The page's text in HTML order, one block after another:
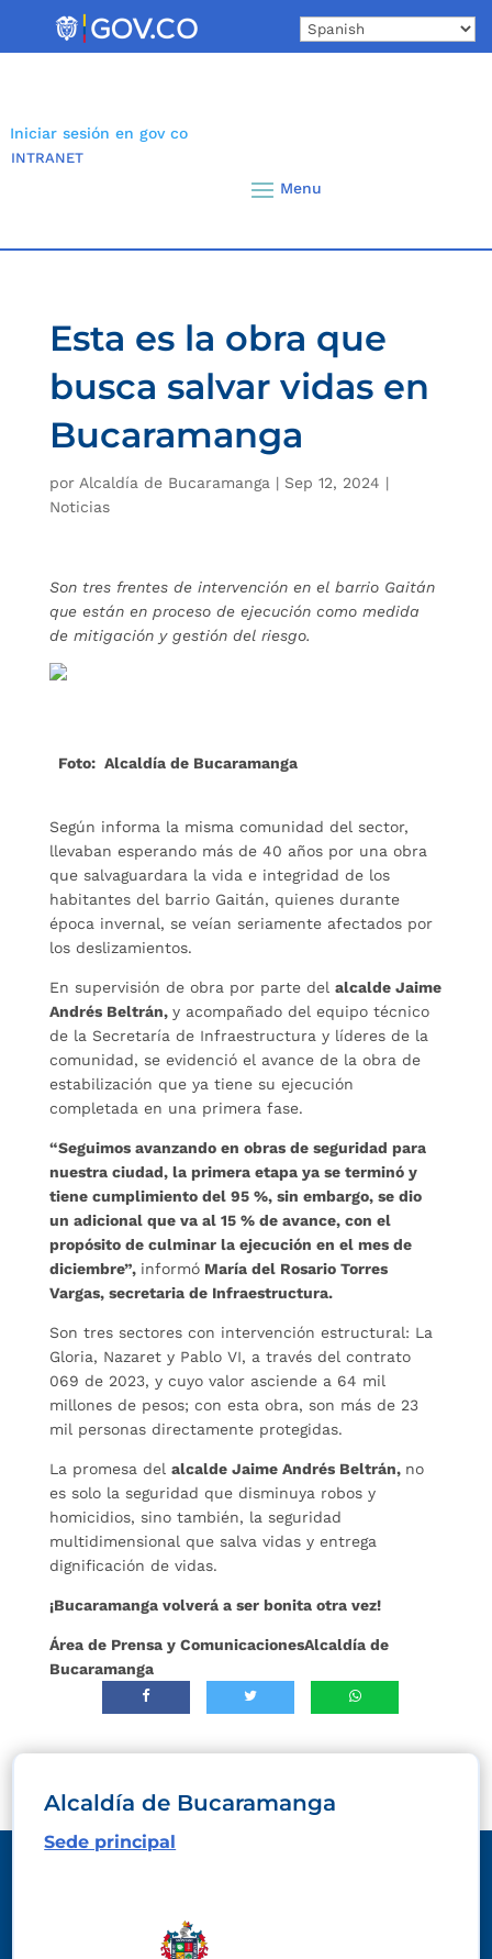
Iniciar sesión en gov co
INTRANET
Esta es la obra que
busca salvar vidas en
Bucaramanga
por Alcaldía de Bucaramanga | Sep 12, 2024 |
Noticias
Son tres frentes de intervención en el barrio Gaitán
que están en proceso de ejecución como medida
de mitigación y gestión del riesgo.
Foto: Alcaldía de Bucaramanga
Según informa la misma comunidad del sector,
llevaban esperando más de 40 años por una obra
que salvaguardara la vida e integridad de los
habitantes del barrio Gaitán, quienes durante
época invernal, se veían seriamente afectados por
los deslizamientos.
En supervisión de obra por parte del alcalde Jaime
Andrés Beltrán, y acompañado del equipo técnico
de la Secretaría de Infraestructura y líderes de la
comunidad, se evidenció el avance de la obra de
estabilización que ya tiene su ejecución
completada en una primera fase.
“Seguimos avanzando en obras de seguridad para
nuestra ciudad, la primera etapa ya se terminó y
tiene cumplimiento del 95 %, sin embargo, se dio
un adicional que va al 15 % de avance, con el
propósito de culminar la ejecución en el mes de
diciembre”, informóMaría del Rosario Torres
Vargas, secretaria de Infraestructura.
Son tres sectores con intervención estructural: La
Gloria, Nazaret y Pablo VI, a través del contrato
069 de 2023, y cuyo valor asciende a 64 mil
millones de pesos; con esta obra, son más de 23
mil personas directamente protegidas.
La promesa del alcalde Jaime Andrés Beltrán, no
es solo la seguridad que disminuya robos y
homicidios, sino también, la seguridad
multidimensional que salva vidas y entrega
dignificación de vidas.
¡Bucaramanga volverá a ser bonita otra vez!
Área de Prensa y ComunicacionesAlcaldía de
Bucaramanga
Alcaldía de Bucaramanga
Sede principal